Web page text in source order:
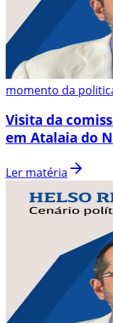
momento da
Visita da
em Atalaia do
Ler matéria